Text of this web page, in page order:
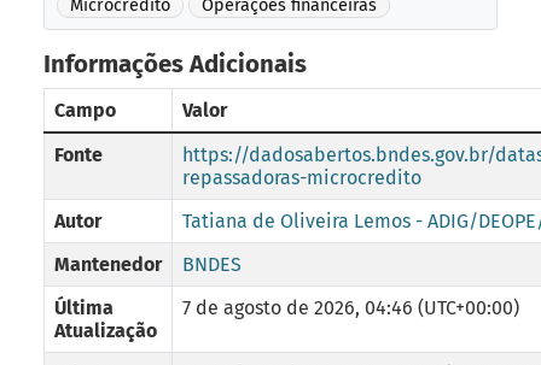
Microcrédito
Operações financeiras
Informações Adicionais
Campo
Valor
Fonte
https://dadosabertos.bndes.gov.br/
repassadoras-microcredito
Autor
Tatiana de Oliveira Lemos - ADIG/
Mantenedor
BNDES
Última
Atualização
7 de agosto de 2026, 04:46 (UTC+00:00)